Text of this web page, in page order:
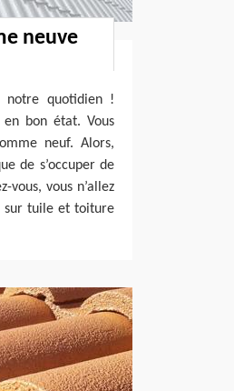
neuve
quotidien !
bon état. Vous
neuf. Alors,
de s’occuper de
vous n’allez
sur tuile et toiture